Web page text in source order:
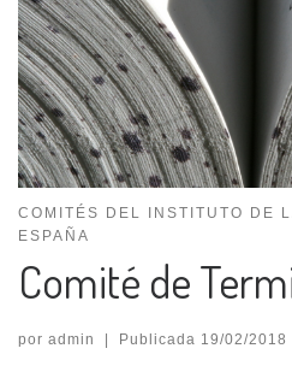
COMITÉS DEL INSTITUTO DE
ESPAÑA
Comité de
por admin Publicada 19/02/2018